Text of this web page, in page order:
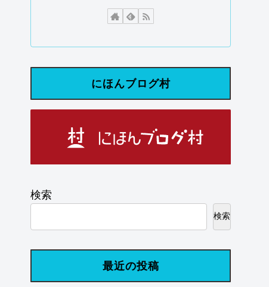
にほんブログ村
検索
検索
最近の投稿